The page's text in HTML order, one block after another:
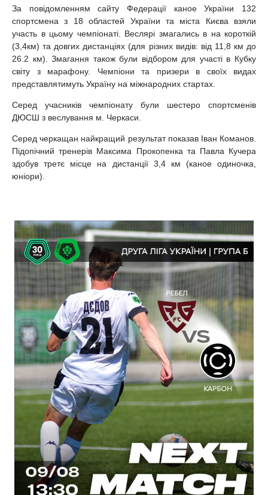
За повідомленням сайту Федерації каное України 132
спортсмена з 18 областей України та міста Києва взяли
участь в цьому чемпіонаті. Веслярі змагались в на короткій
(3,4км) та довгих дистанціях (для різних видів: від 11,8 км до
26.2 км). Змагання також були відбором для участі в Кубку
світу з марафону. Чемпіони та призери в своїх видах
представлятимуть Україну на міжнародних стартах.
Серед учасників чемпіонату були шестеро спортсменів
ДЮСШ з веслування м. Черкаси.
Серед черкащан найкращий результат показав Іван Команов.
Підопічний тренерів Максима Прокопенка та Павла Кучера
здобув третє місце на дистанції 3,4 км (каное одиночка,
юніори).